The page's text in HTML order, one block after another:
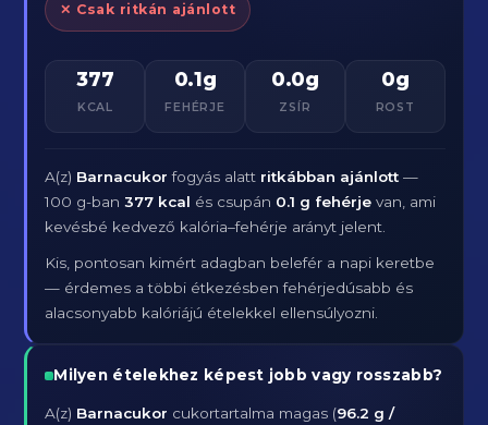
✕ Csak ritkán ajánlott
377
KCAL
0.1g
FEHÉRJE
0.0g
ZSÍR
0g
ROST
A(z) Barnacukor fogyás alatt ritkábban ajánlott —
100 g-ban377 kcal és csupán 0.1 g fehérje van, ami
kevésbé kedvező kalória–fehérje arányt jelent.
Kis, pontosan kimért adagban belefér a napi keretbe
— érdemes a többi étkezésben fehérjedúsabb és
alacsonyabb kalóriájú ételekkel ellensúlyozni.
Milyen ételekhez képest jobb vagy rosszabb?
A(z) Barnacukor cukortartalma magas (96.2 g /